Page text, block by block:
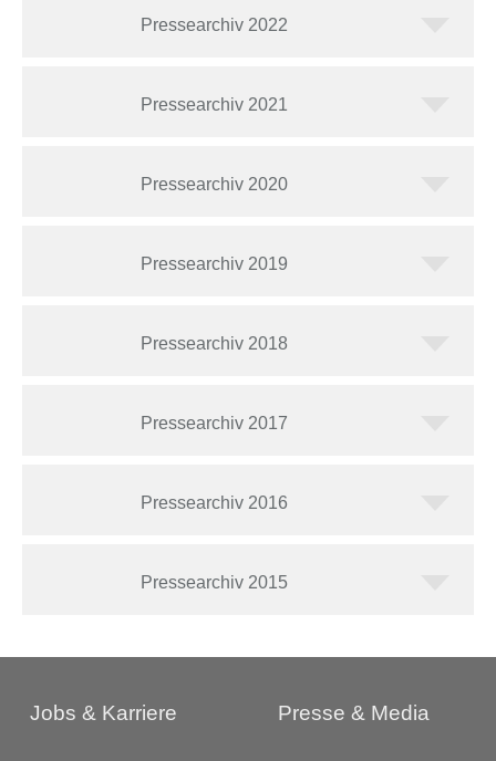
Pressearchiv 2022
Pressearchiv 2021
Pressearchiv 2020
Pressearchiv 2019
Pressearchiv 2018
Pressearchiv 2017
Pressearchiv 2016
Pressearchiv 2015
Jobs & Karriere Presse & Media